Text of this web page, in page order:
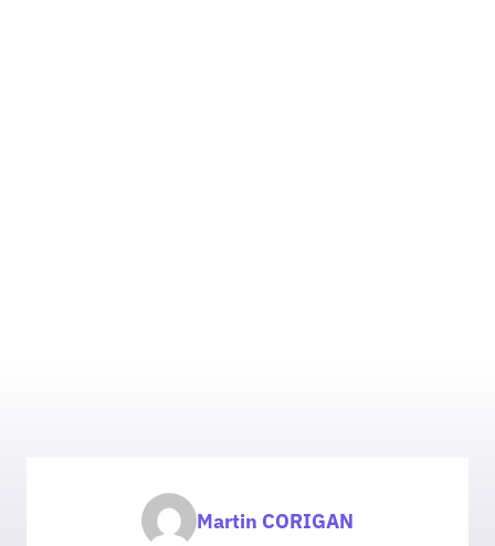
Martin CORIGAN